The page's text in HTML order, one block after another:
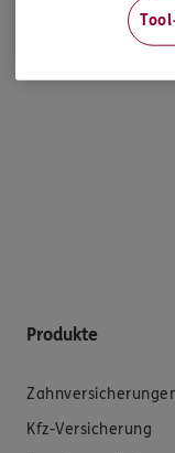
Produkte
Kfz-Versicherung